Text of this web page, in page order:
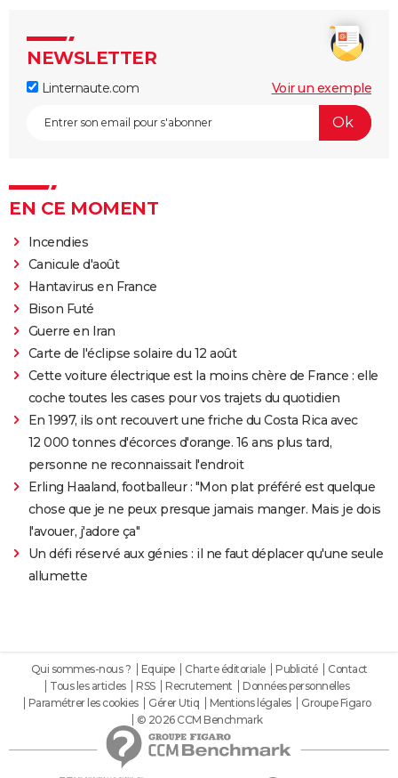
NEWSLETTER
Linternaute.com Voir un exemple
EN CE MOMENT
Incendies
Canicule d'août
Hantavirus en France
Bison Futé
Guerre en Iran
Carte de l'éclipse solaire du 12 août
Cette voiture électrique est la moins chère de France : elle
coche toutes les cases pour vos trajets du quotidien
En 1997, ils ont recouvert une friche du Costa Rica avec
12 000 tonnes d'écorces d'orange. 16 ans plus tard,
personne ne reconnaissait l'endroit
Erling Haaland, footballeur : "Mon plat préféré est quelque
chose que je ne peux presque jamais manger. Mais je dois
l'avouer, j'adore ça"
Un défi réservé aux génies : il ne faut déplacer qu'une seule
allumette
Qui sommes-nous ? Equipe Charte éditoriale Publicité
Contact
Tous les articles
RSS Recrutement
Données personnelles
Paramétrer les cookies
Gérer Utiq Mentions légales
Groupe Figaro
© 2026 CCM Benchmark